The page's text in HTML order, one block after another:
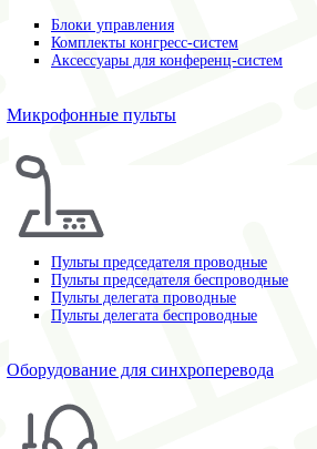
Блоки управления
Комплекты конгресс-систем
Аксессуары для конференц-систем
Микрофонные пульты
Пульты председателя проводные
Пульты председателя беспроводные
Пульты делегата проводные
Пульты делегата беспроводные
Оборудование для синхроперевода